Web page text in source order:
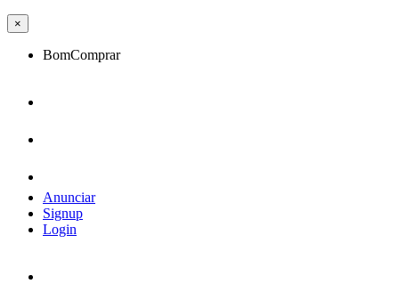
×
BomComprar
Anunciar
Signup
Login